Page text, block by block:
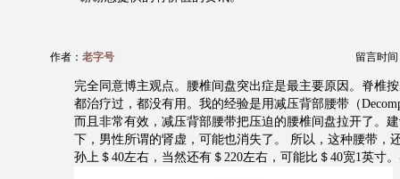
作者： 老字号 留言时间
完全同意博主观点。腰椎间盘突出症是最主要原因。脊椎
都治疗过，都没有用。我的经验是用减压背部腰带（
而且非常有效，减压背部腰带把压迫的腰椎间盘拉开了。
下，男性所谓的肾虚，可能也消失了。 所以，这种腰带，
孙上＄40左右，当然还有＄220左右，可能比＄40宽1英寸